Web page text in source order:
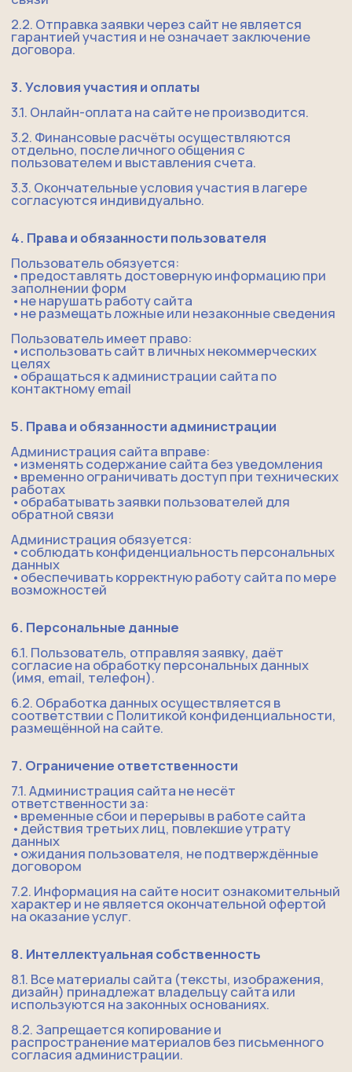
Пользователь обязуется:
заполнении форм
​•​не нарушать работу сайта
​•​не размещать ложные или незаконные сведения
Пользователь имеет право:
​•​обращаться к администрации сайта по
контактному email
5. Права и обязанности администрации
Администрация сайта вправе:
​•​изменять содержание сайта без уведомления
​•​временно ограничивать доступ при технических
работах
обратной связи
Администрация обязуется:
​•​соблюдать конфиденциальность персональных
возможностей
6. Персональные данные
6.1. Пользователь, отправляя заявку, даёт
согласие на обработку персональных данных
(имя, email, телефон).
6.2. Обработка данных осуществляется в
размещённой на сайте.
7. Ограничение ответственности
7.1. Администрация сайта не несёт
ответственности за:
​•​временные сбои и перерывы в работе сайта
​•​ожидания пользователя, не подтверждённые
договором
7.2. Информация на сайте носит ознакомительный
характер и не является окончательной офертой
на оказание услуг.
8. Интеллектуальная собственность
8.1. Все материалы сайта (тексты, изображения,
дизайн) принадлежат владельцу сайта или
используются на законных основаниях.
8.2. Запрещается копирование и
распространение материалов без письменного
согласия администрации.
9. Заключительные положения
соглашение без предварительного уведомления.
9.3. Все споры регулируются законодательством
Российской Федерации.
ИП Березина Агата Константиновна
Email: agataberezina@yandex.ru
подарочный сертификат
корпоративные смены
педали кручу
о нас
лагерь